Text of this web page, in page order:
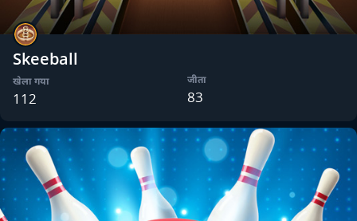
Skeeball
खेला गया
112
जीता
83